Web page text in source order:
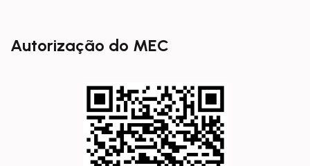
Autorização do MEC